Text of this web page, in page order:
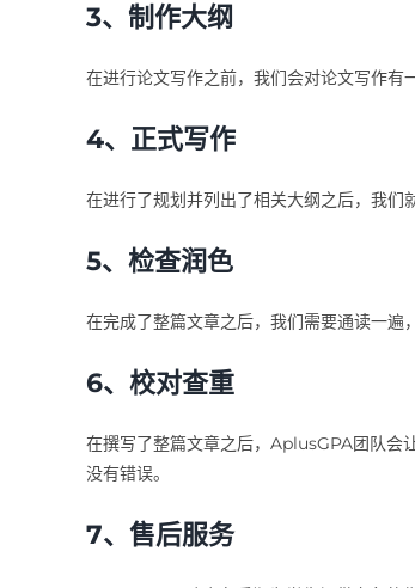
3、制作大纲
在进行论文写作之前，我们会对论文写作有
4、正式写作
在进行了规划并列出了相关大纲之后，我们
5、检查润色
在完成了整篇文章之后，我们需要通读一遍
6、校对查重
在撰写了整篇文章之后，AplusGPA团队会
没有错误。
7、售后服务